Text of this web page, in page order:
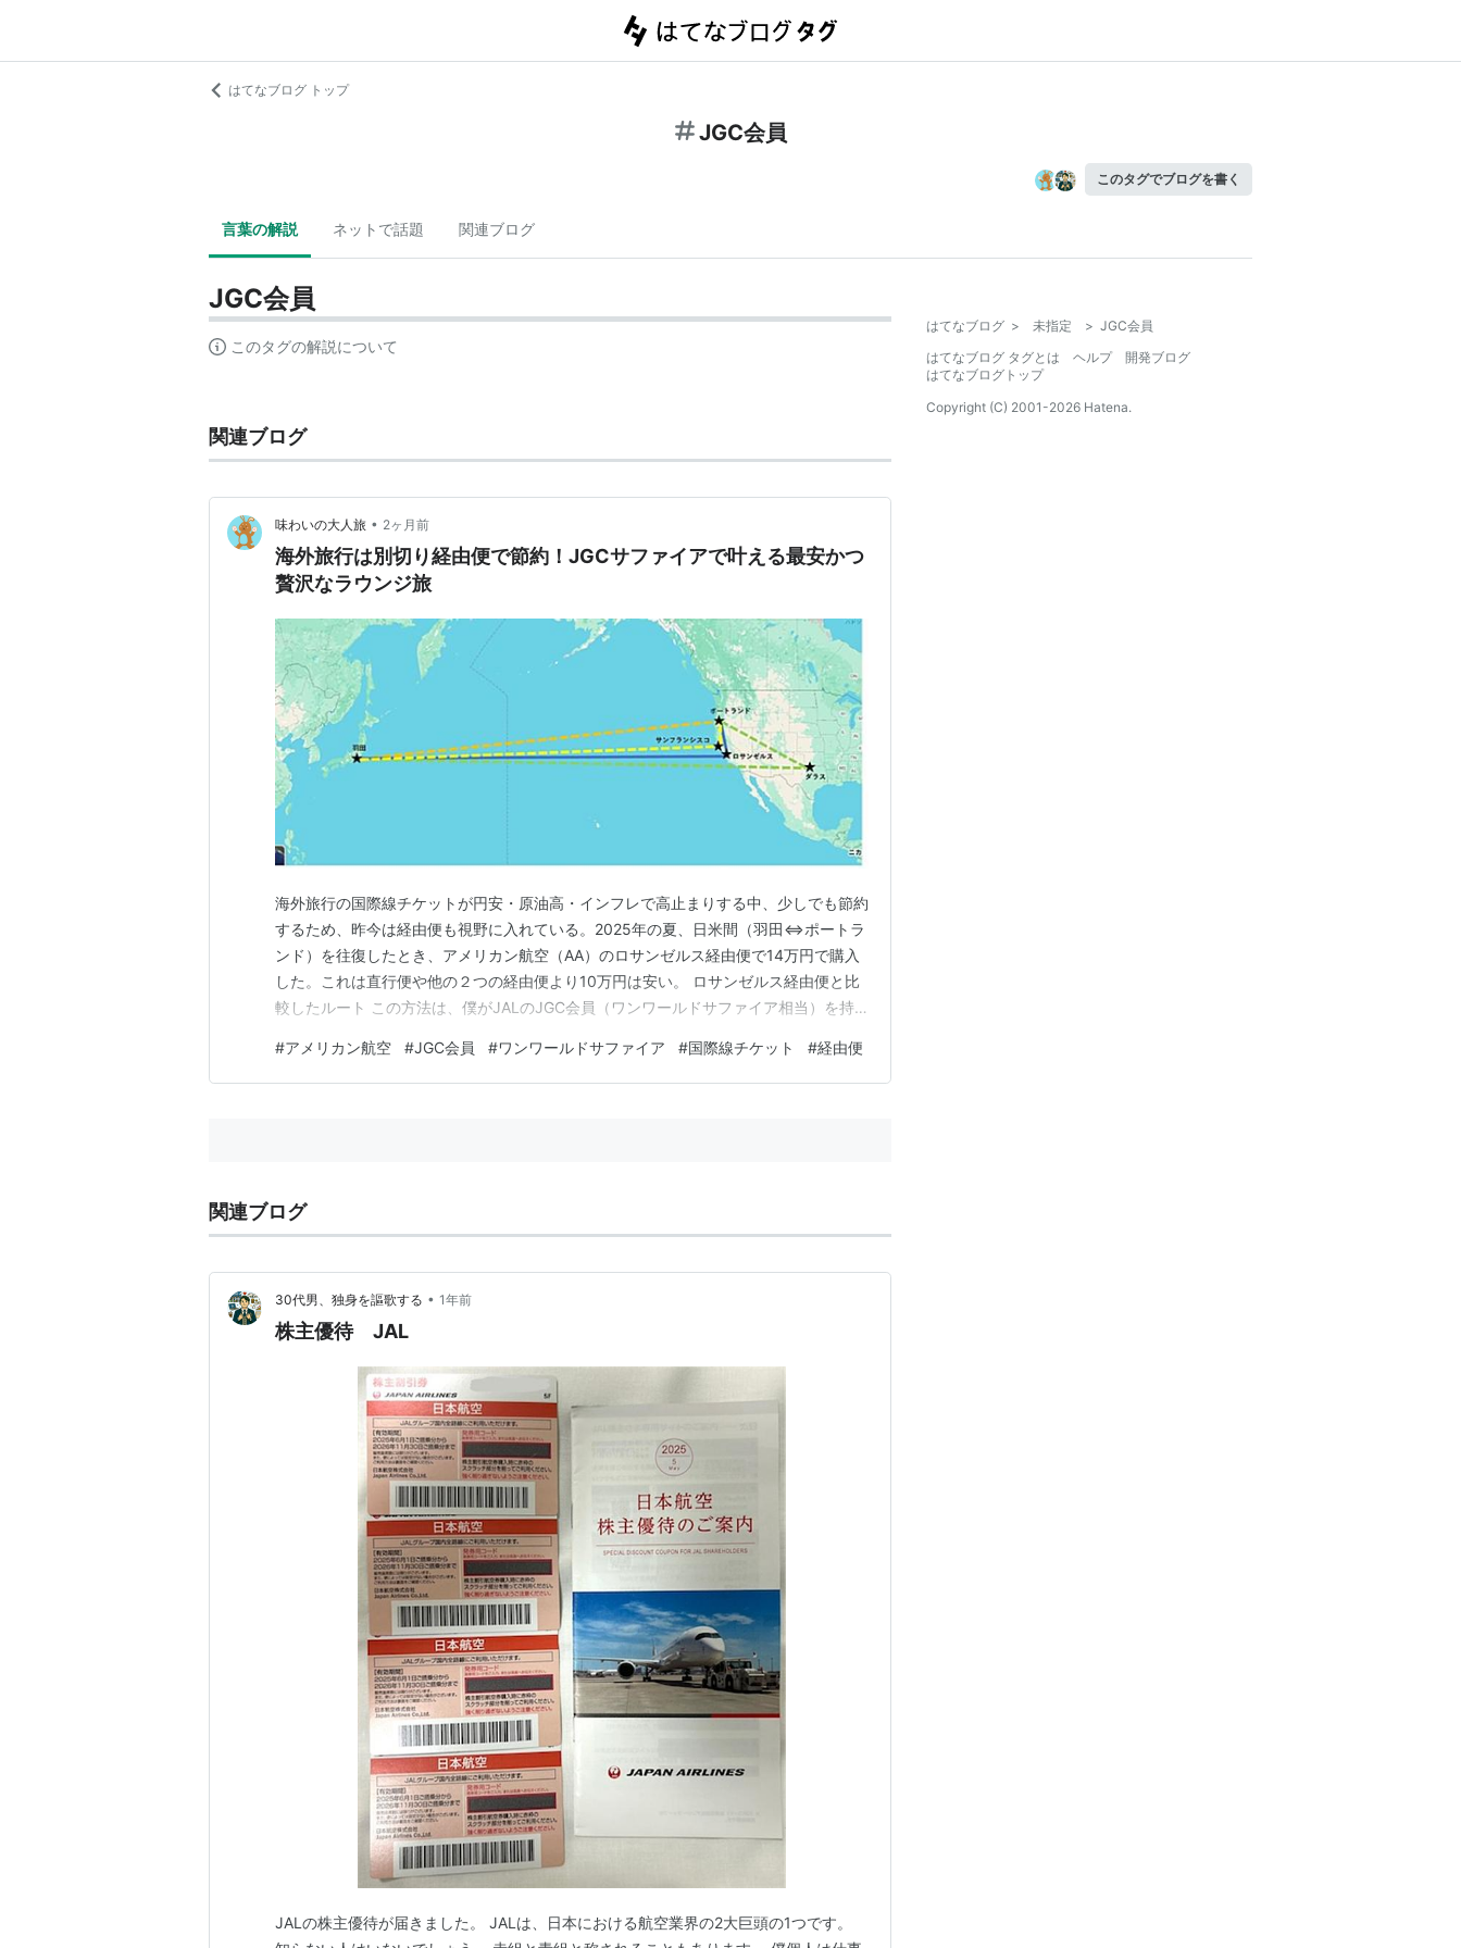
はてなブログ トップ
JGC会員
このタグでブログを書く
言葉の解説 ネットで話題 関連ブログ
JGC会員
このタグの解説について
関連ブログ
味わいの大人旅 • 2ヶ月前
海外旅行は別切り経由便で節約！JGCサファイアで叶える最安かつ
贅沢なラウンジ旅
海外旅行の国際線チケットが円安・原油高・インフレで高止まりする中、少しでも節約
するため、昨今は経由便も視野に入れている。2025年の夏、日米間（羽田⇔ポートラ
ンド）を往復したとき、アメリカン航空（AA）のロサンゼルス経由便で14万円で購入
した。これは直行便や他の２つの経由便より10万円は安い。 ロサンゼルス経由便と比
較したルート この方法は、僕がJALのJGC会員（ワンワールドサファイア相当）を持
るとは限らない。今日はそんな旅行の仕方を備忘録として綴る。 なお、航空券を節約
できたもう１つの理由は、アメリカン航空の「ベ…
#アメリカン航空 #JGC会員 #ワンワールドサファイア #国際線チケット #経由便
関連ブログ
30代男、独身を謳歌する • 1年前
株主優待 JAL
JALの株主優待が届きました。 JALは、日本における航空業界の2大巨頭の1つです。
はてなブログ > 未指定 > JGC会員
はてなブログ タグとは
ヘルプ
開発ブログ
はてなブログトップ
Copyright (C) 2001-2026 Hatena.